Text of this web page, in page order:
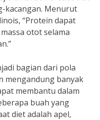
kacangan. Menurut
“Protein dapat
otot selama
bagian dari pola
mengandung banyak
membantu dalam
buah yang
diet adalah apel,